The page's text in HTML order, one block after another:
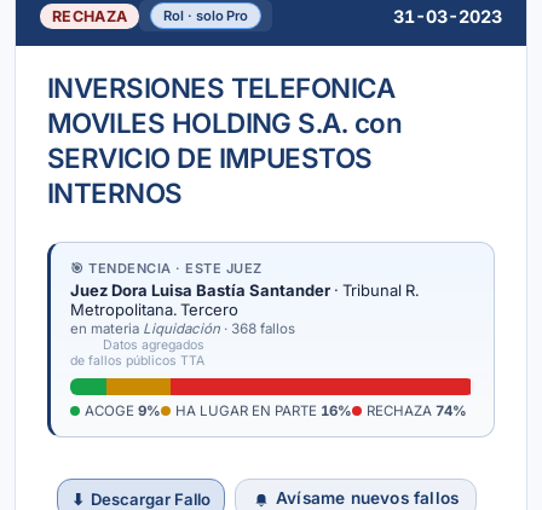
RECHAZA Rol · solo Pro 31-03-2023
INVERSIONES TELEFONICA
MOVILES HOLDING S.A. con
SERVICIO DE IMPUESTOS
INTERNOS
🎯 TENDENCIA · ESTE JUEZ
Juez Dora Luisa Bastía Santander · Tribunal R.
Metropolitana. Tercero
en materia Liquidación · 368 fallos
Datos agregados
de fallos públicos TTA
ACOGE 9% HA LUGAR EN PARTE 16% RECHAZA 74%
⬇ Descargar Fallo
Avísame nuevos fallos